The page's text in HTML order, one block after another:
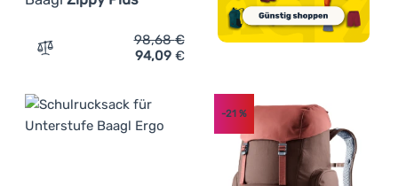
Zum Vergleich 'Schulrucksack für Unterstufe Baagl
98,68€
94,09 €
-21%